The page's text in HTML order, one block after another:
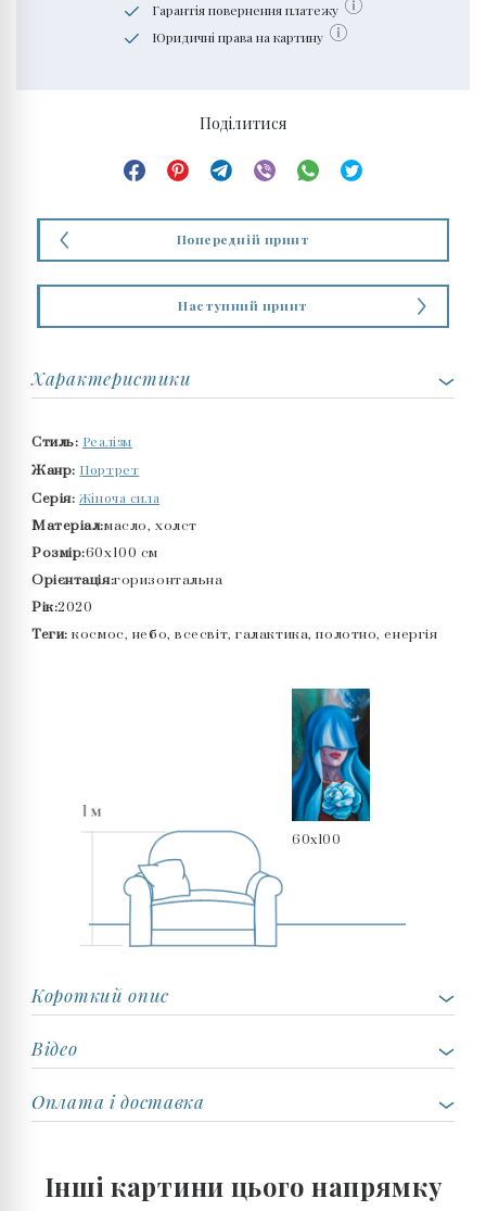
Гарантія повернення платежу
Юридичні права на картину
Поділитися
Попередній принт
Наступний принт
Характеристики
Стиль: Реалізм
Жанр: Портрет
Серія: Жіноча сила
Матеріал:масло, холст
Розмір:60x100 см
Орієнтація:горизонтальна
Рік:2020
Теги: космос, небо, всесвіт, галактика, полотно, енергія
60x100
Короткий опис
Відео
Оплата і доставка
Інші картини цього напрямку